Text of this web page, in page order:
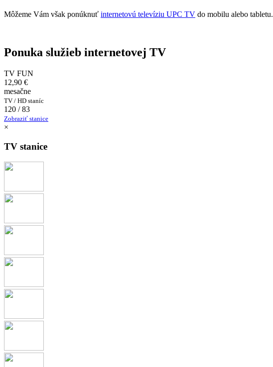
Môžeme Vám však ponúknuť internetovú televíziu UPC TV do mobilu alebo tabletu.
Ponuka služieb internetovej TV
TV FUN
12,90 €
mesačne
TV / HD staníc
120 / 83
Zobraziť stanice
×
TV stanice